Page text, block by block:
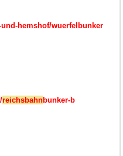
hemshof/wuerfelbunker
reichsbahnbunker-b